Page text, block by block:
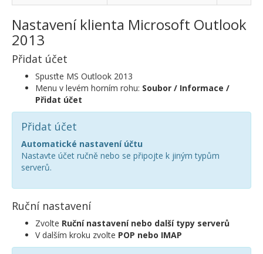
Nastavení klienta Microsoft Outlook
2013
Přidat účet
Spusťte MS Outlook 2013
Menu v levém horním rohu: Soubor / Informace /
Přidat účet
Přidat účet
Automatické nastavení účtu
Nastavte účet ručně nebo se připojte k jiným typům
serverů.
Ruční nastavení
Zvolte Ruční nastavení nebo další typy serverů
V dalším kroku zvolte POP nebo IMAP